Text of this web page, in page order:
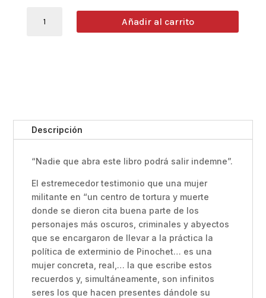
MUJER
cantidad
Añadir al carrito
Descripción
“Nadie que abra este libro podrá salir indemne”.
El estremecedor testimonio que una mujer
militante en “un centro de tortura y muerte
donde se dieron cita buena parte de los
personajes más oscuros, criminales y abyectos
que se encargaron de llevar a la práctica la
política de exterminio de Pinochet… es una
mujer concreta, real,… la que escribe estos
recuerdos y, simultáneamente, son infinitos
seres los que hacen presentes dándole su